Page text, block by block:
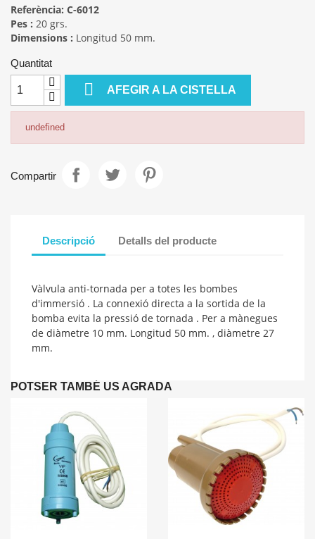
Referència: C-6012
Pes : 20 grs.
Dimensions : Longitud 50 mm.
Quantitat
 AFEGIR A LA CISTELLA
undefined
Compartir
Descripció Detalls del producte
Vàlvula anti-tornada per a totes les bombes
d'immersió . La connexió directa a la sortida de la
bomba evita la pressió de tornada . Per a mànegues
de diàmetre 10 mm. Longitud 50 mm. , diàmetre 27
mm.
POTSER TAMBÉ US AGRADA